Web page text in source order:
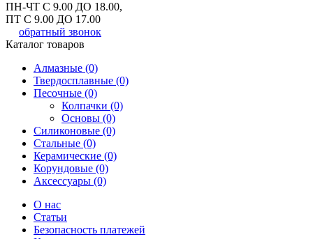
ПН-ЧТ С 9.00 ДО 18.00,
ПТ С 9.00 ДО 17.00
обратный звонок
Каталог товаров
Алмазные (0)
Твердосплавные (0)
Песочные (0)
Колпачки (0)
Основы (0)
Силиконовые (0)
Стальные (0)
Керамические (0)
Корундовые (0)
Аксессуары (0)
О нас
Статьи
Безопасность платежей